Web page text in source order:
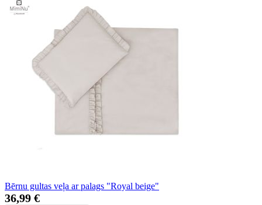
Bērnu gultas veļa ar palags "Royal beige"
36,99 €